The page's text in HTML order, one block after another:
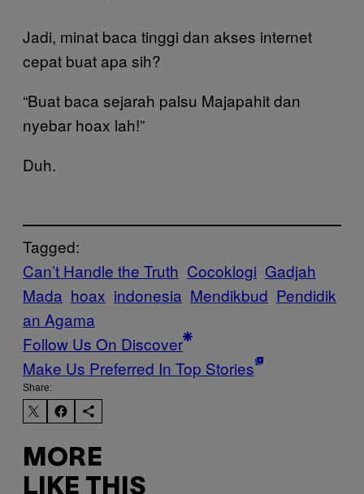
Jadi, minat baca tinggi dan akses internet
cepat buat apa sih?
“Buat baca sejarah palsu Majapahit dan
nyebar hoax lah!”
Duh.
Tagged:
Can’t Handle the Truth Cocoklogi Gadjah
Mada hoax indonesia Mendikbud Pendidik
an Agama
Follow Us On Discover
Make Us Preferred In Top Stories
Share:
MORE
LIKE THIS